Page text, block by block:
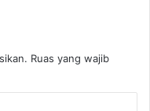
Ruas yang wajib